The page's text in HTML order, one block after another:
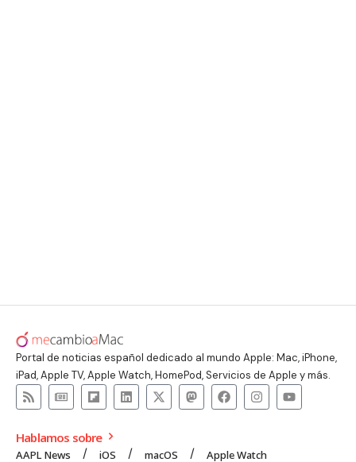
Portal de noticias español dedicado al mundo Apple: Mac, iPhone,
iPad, Apple TV, Apple Watch, HomePod, Servicios de Apple y más.
Hablamos sobre
AAPL News iOS macOS Apple Watch